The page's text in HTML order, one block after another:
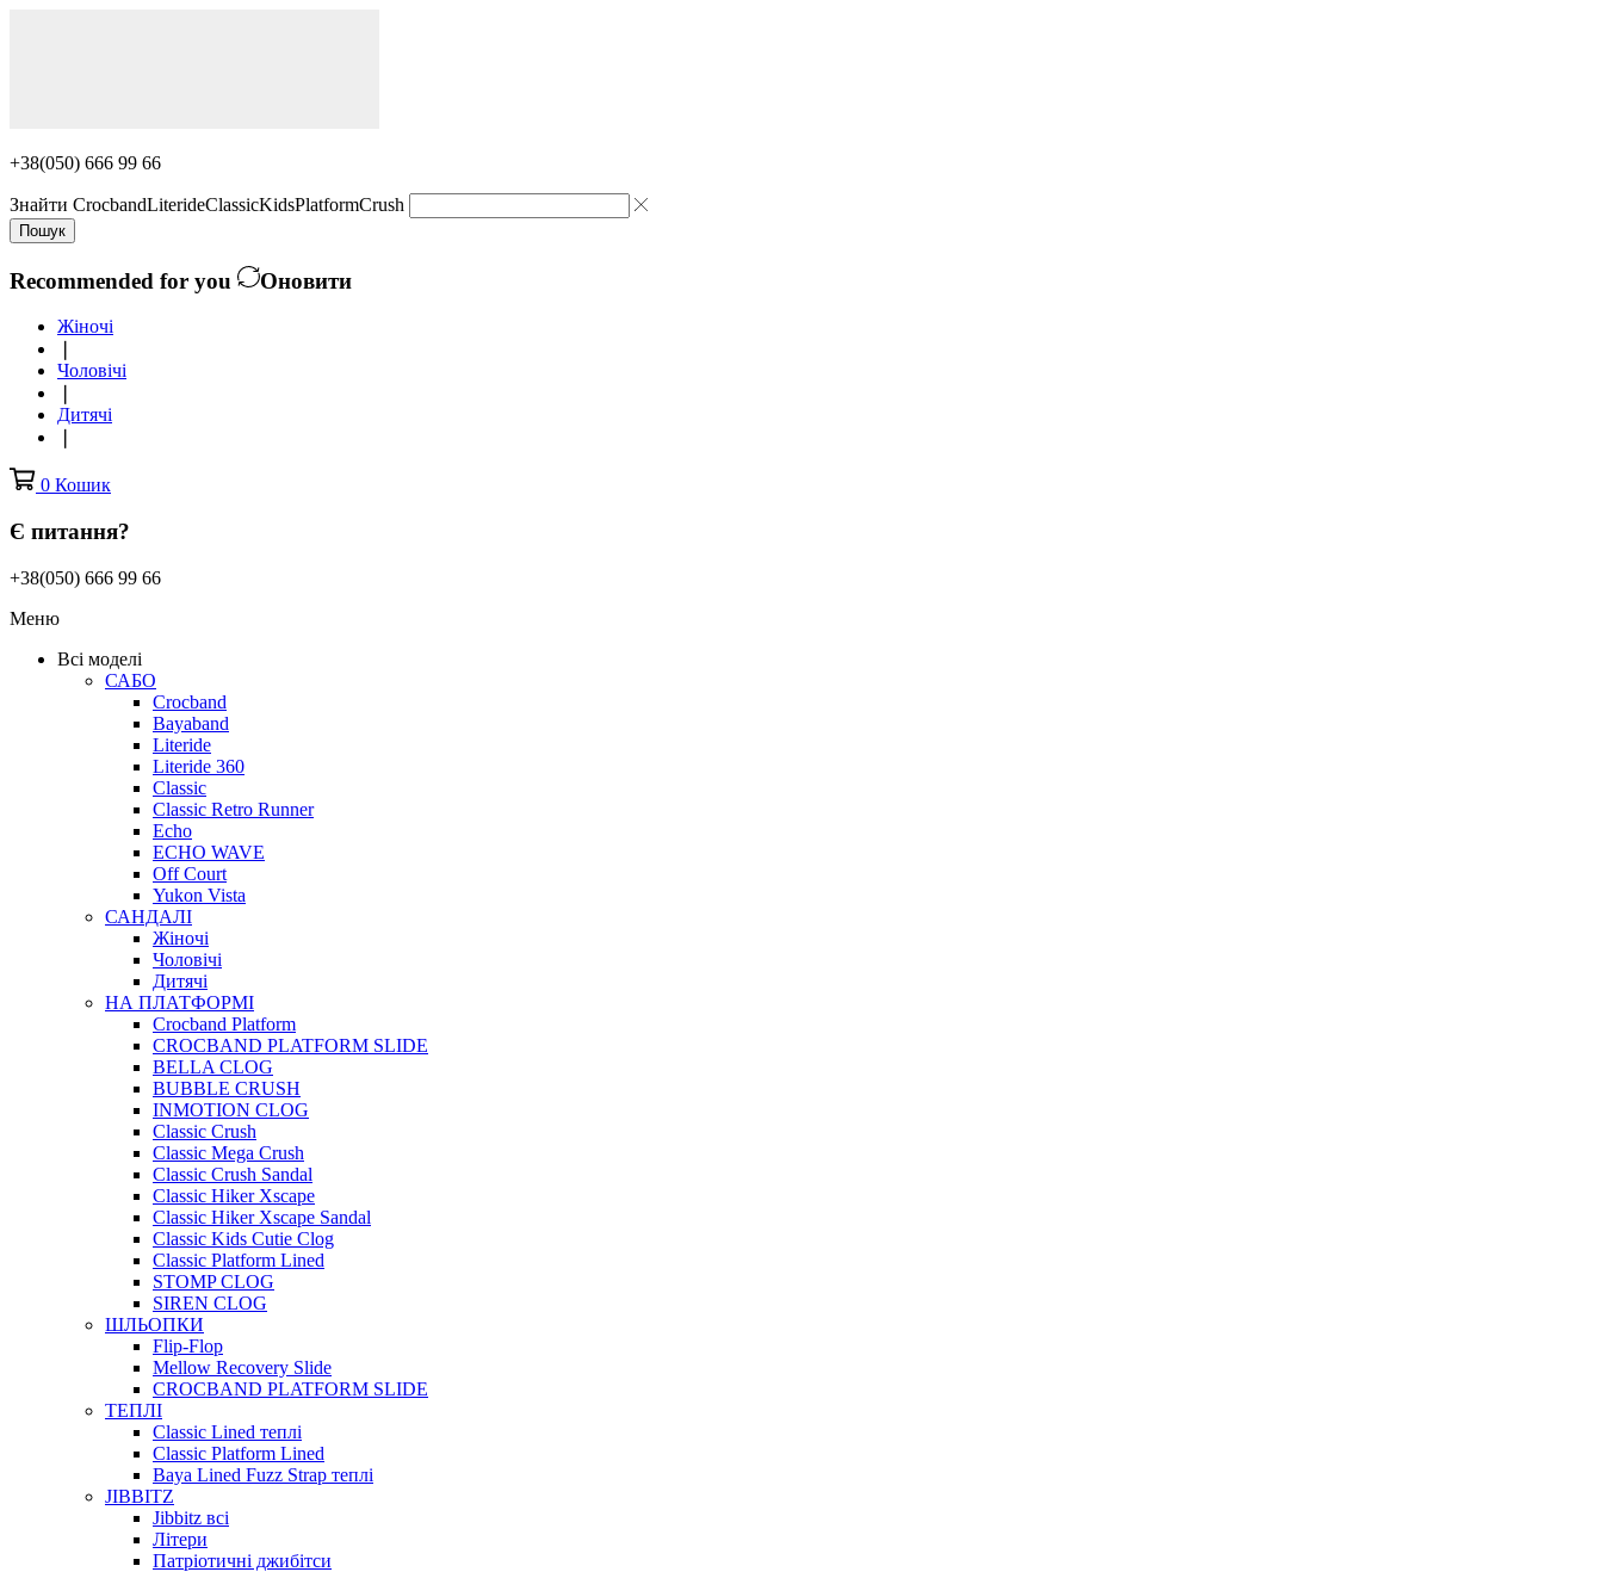
+38(050) 666 99 66
Знайти CrocbandLiterideClassicKidsPlatformCrush
Пошук
Recommended for you Оновити
Жіночі
Чоловічі
Дитячі
0 Кошик
Є питання?
+38(050) 666 99 66
Меню
Всі моделі
САБО
Crocband
Bayaband
Literide
Literide 360
Classic
Classic Retro Runner
Echo
ECHO WAVE
Off Court
Yukon Vista
САНДАЛІ
Жіночі
Чоловічі
Дитячі
НА ПЛАТФОРМІ
Crocband Platform
CROCBAND PLATFORM SLIDE
BELLA CLOG
BUBBLE CRUSH
INMOTION CLOG
Classic Crush
Classic Mega Crush
Classic Crush Sandal
Classic Hiker Xscape
Classic Hiker Xscape Sandal
Classic Kids Cutie Clog
Classic Platform Lined
STOMP CLOG
SIREN CLOG
ШЛЬОПКИ
Flip-Flop
Mellow Recovery Slide
CROCBAND PLATFORM SLIDE
ТЕПЛІ
Classic Lined теплі
Classic Platform Lined
Baya Lined Fuzz Strap теплі
JIBBITZ
Jibbitz всі
Літери
Патріотичні джибітси